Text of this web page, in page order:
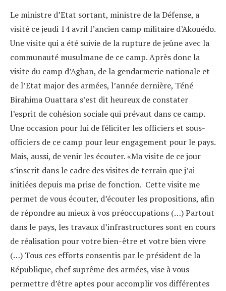
Le ministre d’Etat sortant, ministre de la Défense, a
visité ce jeudi 14 avril l’ancien camp militaire d’Akouédo.
Une visite qui a été suivie de la rupture de jeûne avec la
communauté musulmane de ce camp. Après donc la
visite du camp d’Agban, de la gendarmerie nationale et
de l’Etat major des armées, l’année dernière, Téné
Birahima Ouattara s’est dit heureux de constater
l’esprit de cohésion sociale qui prévaut dans ce camp.
Une occasion pour lui de féliciter les officiers et sous-
officiers de ce camp pour leur engagement pour le pays.
Mais, aussi, de venir les écouter. «Ma visite de ce jour
s’inscrit dans le cadre des visites de terrain que j’ai
initiées depuis ma prise de fonction. Cette visite me
permet de vous écouter, d’écouter les propositions, afin
de répondre au mieux à vos préoccupations (…) Partout
dans le pays, les travaux d’infrastructures sont en cours
de réalisation pour votre bien-être et votre bien vivre
(…) Tous ces efforts consentis par le président de la
République, chef suprême des armées, vise à vous
permettre d’être aptes pour accomplir vos différentes